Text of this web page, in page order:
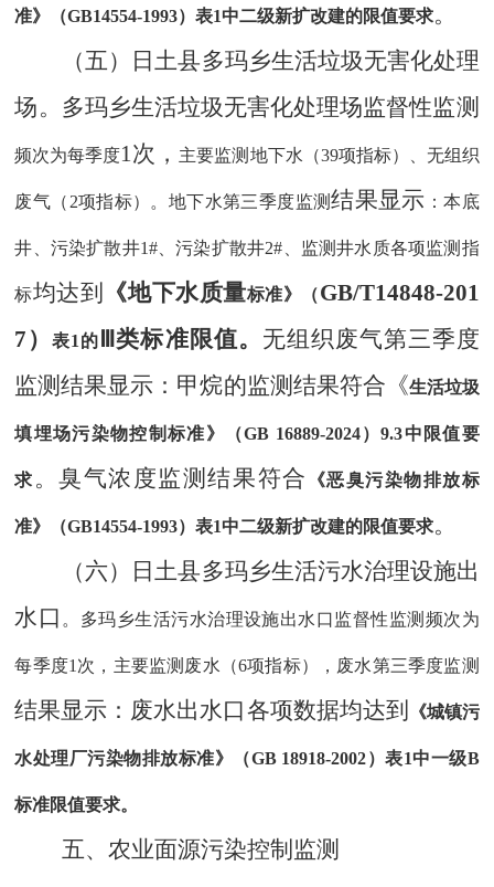
准》（GB14554-1993）表1中二级新扩改建的限值要求。
（五） 日土县多玛乡生活垃圾无害化处理
场。 多玛乡生活垃圾无害化处理场监督性监测
频次为每季度1次， 主要监测地下水（39项指标）、无组织
废气（2项指标）。地下水第三季度监测结果显示 ：本底
井、污染扩散井1#、污染扩散井2#、监测井水质各项监测指
标均达到 《地下水质量标准》（GB/T14848-201
7）表1的Ⅲ类标准限值。 无组织废气第三季度
监测结果显示 ：甲烷的监测结果符合《生活垃圾
填埋场污染物控制标准》（GB 16889-2024）9.3中限值要
求 。臭气浓度监测结果符合 《恶臭污染物排放标
准》（GB14554-1993）表1中二级新扩改建的限值要求。
（六）
日土县多玛乡生活污水治理设施出
水口 。多玛乡生活污水治理设施出水口监督性监测频次为
每季度1次，主要监测废水（6项指标），废水第三季度监测
结果显示 ：废水出水口各项数据均达到 《城镇污
水处理厂污染物排放标准》（GB 18918-2002）表1中一级B
标准限值要求。
五、农业面源污染控制监测